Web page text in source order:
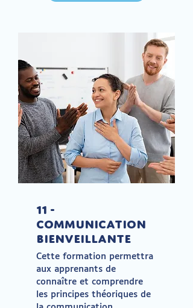
11 -
Communication
bienveillante
Cette formation permettra
aux apprenants de
connaître et comprendre
les principes théoriques de